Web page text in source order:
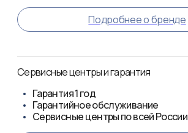
Подробнее о бренде
Сервисные центры и гарантия
Гарантия1 год
Гарантийное обслуживание
Сервисные центры по всей России